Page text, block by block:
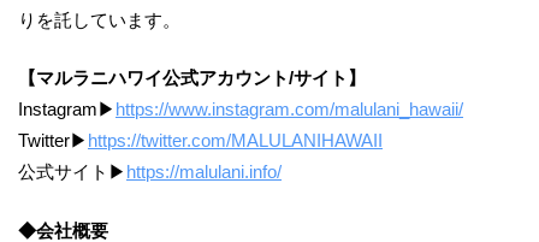
りを託しています。
【マルラニハワイ公式アカウント/サイト】
Instagram▶ https://www.instagram.com/malulani_hawaii/
Twitter▶ https://twitter.com/MALULANIHAWAII
公式サイト▶ https://malulani.info/
◆会社概要